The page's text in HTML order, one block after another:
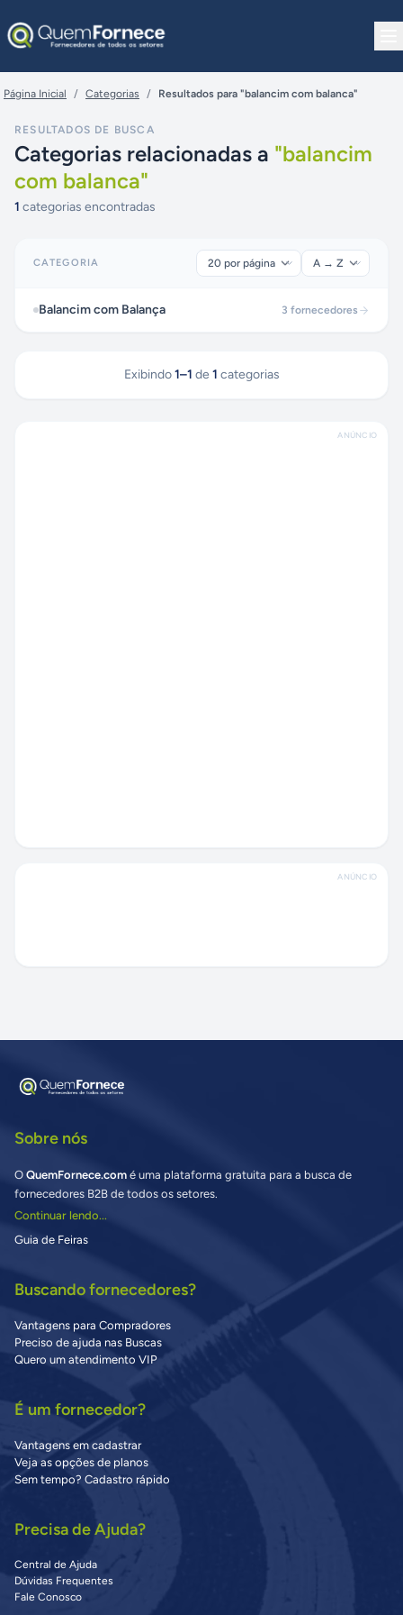
Página Inicial / Categorias / Resultados para "balancim com balanca"
RESULTADOS DE BUSCA
Categorias relacionadas a "balancim
com balanca"
1 categorias encontradas
CATEGORIA
Balancim com Balança 3 fornecedores
Exibindo 1–1 de 1 categorias
ANÚNCIO
ANÚNCIO
Sobre nós
O QuemFornece.com é uma plataforma gratuita para a busca de
fornecedores B2B de todos os setores.
Continuar lendo...
Guia de Feiras
Buscando fornecedores?
Vantagens para Compradores
Preciso de ajuda nas Buscas
Quero um atendimento VIP
É um fornecedor?
Vantagens em cadastrar
Veja as opções de planos
Sem tempo? Cadastro rápido
Precisa de Ajuda?
Central de Ajuda
Dúvidas Frequentes
Fale Conosco